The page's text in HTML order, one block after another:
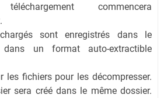
commencera
sont enregistrés dans le
un format auto-extractible
les fichiers pour les décompresser.
sera créé dans le même dossier.